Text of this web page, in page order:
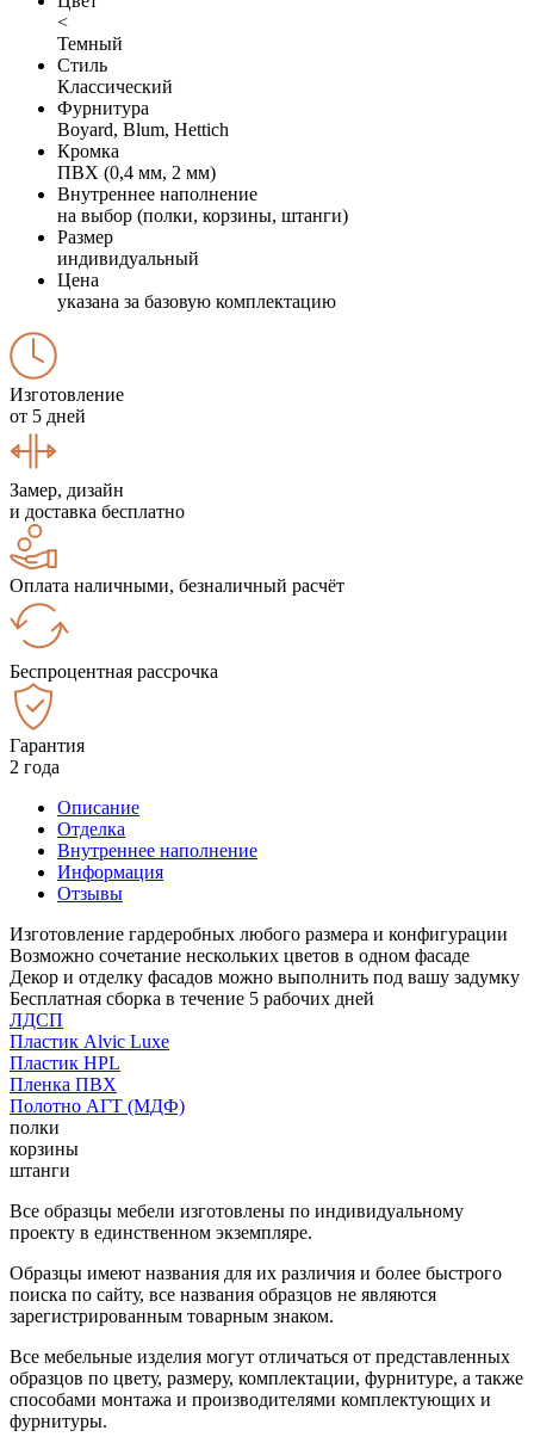
<
Темный
Стиль
Классический
Фурнитура
Boyard, Blum, Hettich
Кромка
ПВХ (0,4 мм, 2 мм)
Внутреннее наполнение
на выбор (полки, корзины, штанги)
Размер
индивидуальный
Цена
указана за базовую комплектацию
Изготовление
от 5 дней
Замер, дизайн
и доставка бесплатно
Оплата наличными, безналичный расчёт
Беспроцентная рассрочка
Гарантия
2 года
Описание
Отделка
Внутреннее наполнение
Информация
Отзывы
Изготовление гардеробных любого размера и конфигурации
Возможно сочетание нескольких цветов в одном фасаде
Декор и отделку фасадов можно выполнить под вашу задумку
Бесплатная сборка в течение 5 рабочих дней
ЛДСП
Пластик Alvic Luxe
Пластик HPL
Пленка ПВХ
Полотно АГТ (МДФ)
полки
корзины
штанги
Все образцы мебели изготовлены по индивидуальному
проекту в единственном экземпляре.
Образцы имеют названия для их различия и более быстрого
поиска по сайту, все названия образцов не являются
зарегистрированным товарным знаком.
Все мебельные изделия могут отличаться от представленных
образцов по цвету, размеру, комплектации, фурнитуре, а также
способами монтажа и производителями комплектующих и
фурнитуры.